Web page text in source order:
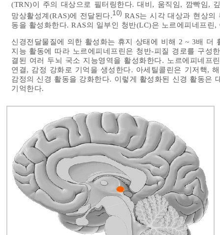
(TRN)이 주의 대상으로 필터링한다. 대비, 움직임, 깜빡임,
망상활성계(RAS)에 전달된다.10) RAS는 시각 대상과 현상
동을 활성화한다. RAS의 일부인 청반(LC)은 노르에피네프
신경전달물질에 의한 활성화는 휴지 상태에 비해 2 ~ 3배 더
지능 활동에 따라 노르에피네프린은 청반-피질 경로를 구성
결된 여러 두뇌 국소 지능영역을 활성화한다. 노르에피네프
연결, 감정 강화로 기억을 생성한다. 아세틸콜린은 기저핵,
감정의 신경 활동을 강화한다. 이렇게 활성화된 신경 활동은
기억한다.